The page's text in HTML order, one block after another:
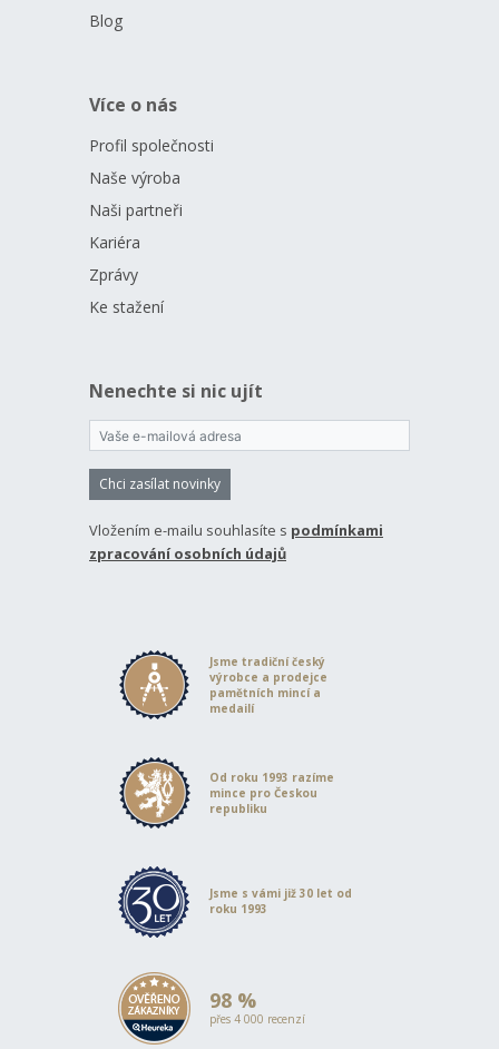
Blog
Více o nás
Profil společnosti
Naše výroba
Naši partneři
Kariéra
Zprávy
Ke stažení
Nenechte si nic ujít
Chci zasílat novinky
Vložením e-mailu souhlasíte s podmínkami
zpracování osobních údajů
Jsme tradiční český
výrobce a prodejce
pamětních mincí a
medailí
Od roku 1993 razíme
mince pro Českou
republiku
Jsme s vámi již 30 let od
roku 1993
98 %
přes 4 000 recenzí